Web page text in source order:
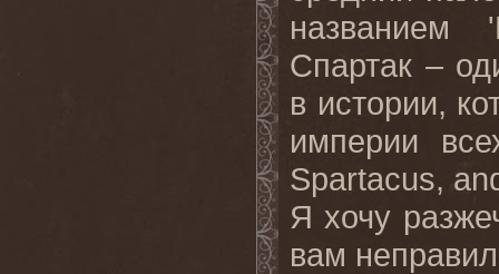
названием
Спартак –
в истории,
империи
Spartacus,
Я хочу
вам